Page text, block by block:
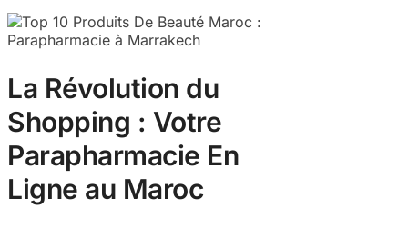
La Révolution du
Shopping : Votre
Parapharmacie En
Ligne au Maroc